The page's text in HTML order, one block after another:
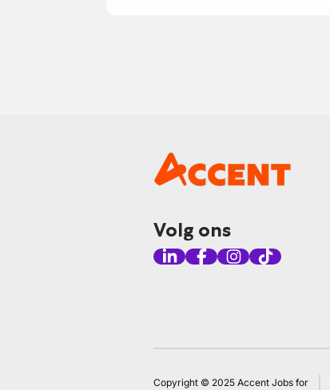
Volg ons
Copyright © 2025 Accent Jobs for